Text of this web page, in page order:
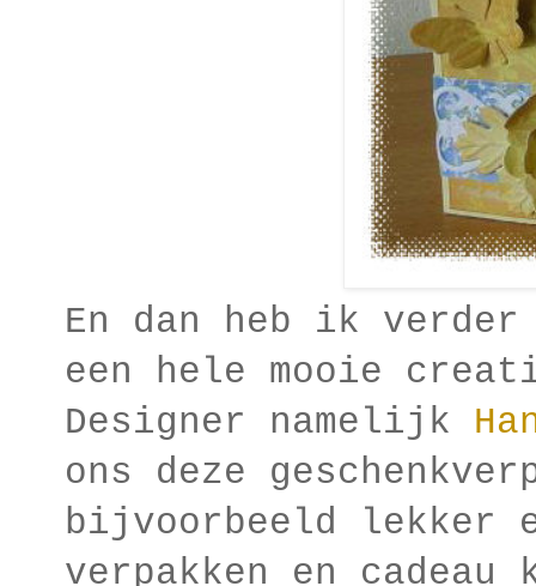
En dan heb ik
een hele mooie
Designer namelijk
ons deze
bijvoorbeeld lekker
verpakken en cadeau